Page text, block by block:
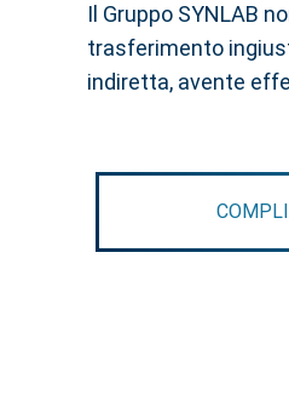
Il Gruppo SYNLAB
trasferimento
indiretta, avente